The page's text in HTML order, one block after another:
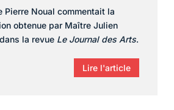
Pierre Noual commentait la
obtenue par Maître Julien
la revue Le Journal des Arts.
Lire l'article